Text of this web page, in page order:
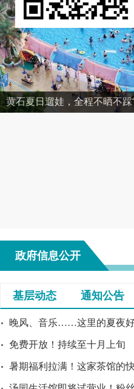
黄石夏日遛娃，全程不晒不
政府信息公开
基层动态 通知公告
晚风、音乐……这里的夏夜
免费开放！持续至十月上旬
暑期福利拉满！这家茶馆的